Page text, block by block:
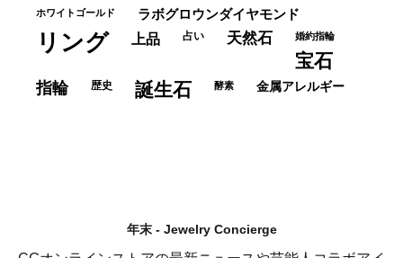
ホワイトゴールド ラボグロウンダイヤモンド
リング 上品 占い 天然石 婚約指輪
宝石
指輪 歴史 誕生石 酵素 金属アレルギー
年末 - Jewelry Concierge